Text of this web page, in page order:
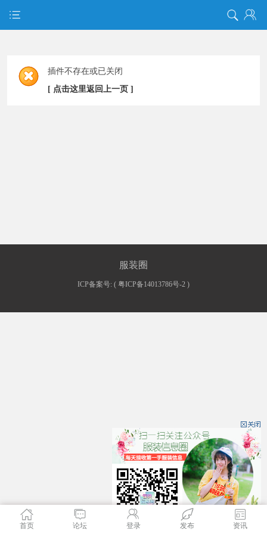
插件不存在或已关闭
[ 点击这里返回上一页 ]
服装圈
ICP备案号: ( 粤ICP备14013786号-2 )
首页 论坛 登录 发布 资讯